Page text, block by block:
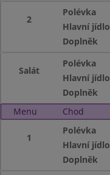
2
Polévka
Hlavní jídlo
Doplněk
Salát
Polévka
Hlavní jídlo
Doplněk
Menu
Chod
1
Polévka
Hlavní jídlo
Doplněk